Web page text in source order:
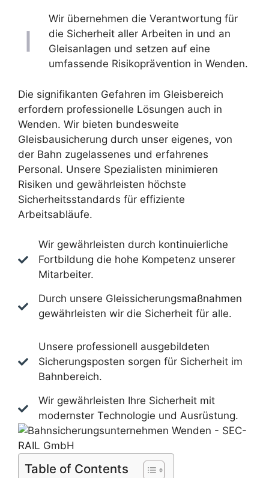
Wir übernehmen die Verantwortung für
die Sicherheit aller Arbeiten in und an
Gleisanlagen und setzen auf eine
umfassende Risikoprävention in Wenden.
Die signifikanten Gefahren im Gleisbereich
erfordern professionelle Lösungen auch in
Wenden. Wir bieten bundesweite
Gleisbausicherung durch unser eigenes, von
der Bahn zugelassenes und erfahrenes
Personal. Unsere Spezialisten minimieren
Risiken und gewährleisten höchste
Sicherheitsstandards für effiziente
Arbeitsabläufe.
Wir gewährleisten durch kontinuierliche
Fortbildung die hohe Kompetenz unserer
Mitarbeiter.
Durch unsere Gleissicherungsmaßnahmen
gewährleisten wir die Sicherheit für alle.
Unsere professionell ausgebildeten
Sicherungsposten sorgen für Sicherheit im
Bahnbereich.
Wir gewährleisten Ihre Sicherheit mit
modernster Technologie und Ausrüstung.
Table of Contents